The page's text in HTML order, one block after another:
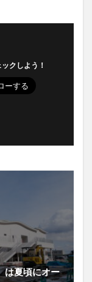
クしよう！
は夏頃にオー